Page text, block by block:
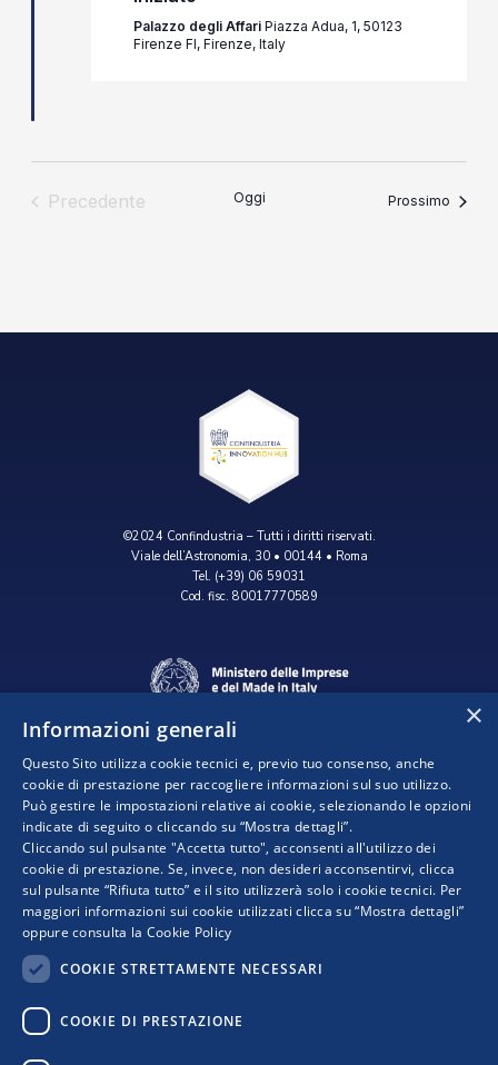
Palazzo degli Affari Piazza Adua, 1, 50123
Firenze FI, Firenze, Italy
Precedente
Oggi ProssimoEventi
©2024 Confindustria – Tutti i diritti riservati.
Viale dell’Astronomia, 30 • 00144 • Roma
Tel. (+39) 06 59031
Cod. fisc. 80017770589
Progetto realizzato da:
I punti di vista e le opinioni espresse sono solo quelli degli autori e non riflettono
×
Informazioni generali
Questo Sito utilizza cookie tecnici e, previo tuo consenso, anche
cookie di prestazione per raccogliere informazioni sul suo utilizzo.
Può gestire le impostazioni relative ai cookie, selezionando le opzioni
indicate di seguito o cliccando su “Mostra dettagli”.
Cliccando sul pulsante "Accetta tutto", acconsenti all'utilizzo dei
cookie di prestazione. Se, invece, non desideri acconsentirvi, clicca
sul pulsante “Rifiuta tutto” e il sito utilizzerà solo i cookie tecnici. Per
maggiori informazioni sui cookie utilizzati clicca su “Mostra dettagli”
oppure consulta la Cookie Policy
COOKIE STRETTAMENTE NECESSARI
COOKIE DI PRESTAZIONE